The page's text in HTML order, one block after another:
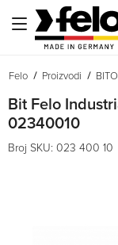
Felo Proizvodi
Bit Felo
02340010
Broj SKU: 023 400 10